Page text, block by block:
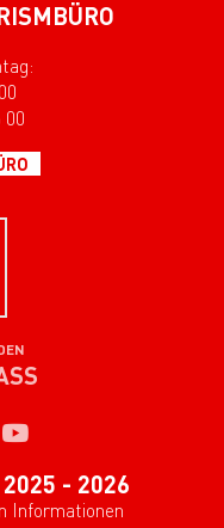
00
- 2026
Informationen